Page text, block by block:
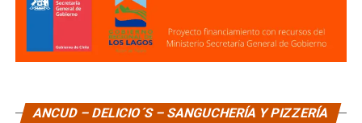
ANCUD – DELICIO´S – SANGUCHERÍA Y PIZZERÍA